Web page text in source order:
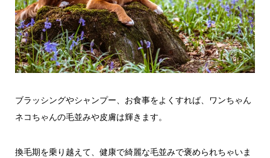
ブラッシングやシャンプー、お食事をよくすれば、ワンちゃん
ネコちゃんの毛並みや皮膚は輝きます。
換毛期を乗り越えて、健康で綺麗な毛並みで褒められちゃいま